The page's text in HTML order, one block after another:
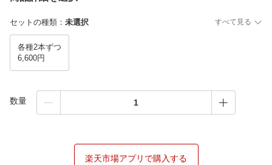
セットの種類 ： 未選択 すべて見る
各種2本ずつ
6,600円
数量
楽天市場アプリで購入する